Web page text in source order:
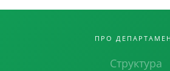
ПРО
Структура